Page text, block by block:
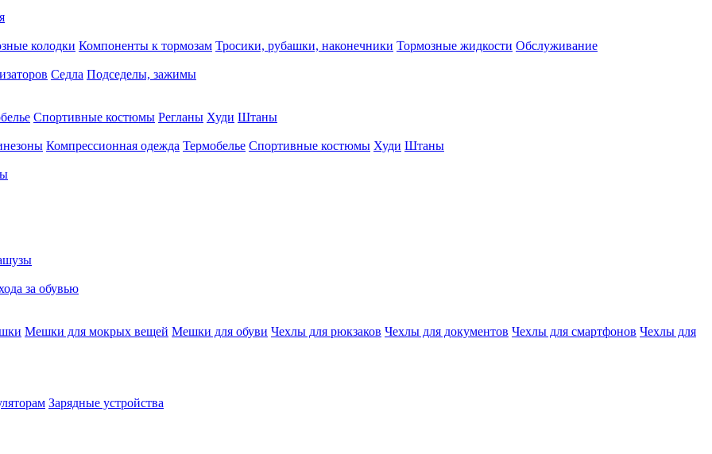
колодки Компоненты к тормозам Тросики, рубашки, наконечники Тормозные жидкости Обслуживание
Седла Подседелы, зажимы
Спортивные костюмы Регланы Худи Штаны
Компрессионная одежда Термобелье Спортивные костюмы Худи Штаны
за обувью
Мешки для мокрых вещей Мешки для обуви Чехлы для рюкзаков Чехлы для документов Чехлы для смартфонов Чехлы для
Зарядные устройства